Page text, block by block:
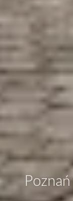
Poznań